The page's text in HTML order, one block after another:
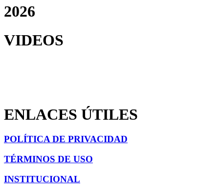
2026
VIDEOS
ENLACES ÚTILES
POLÍTICA DE PRIVACIDAD
TÉRMINOS DE USO
INSTITUCIONAL